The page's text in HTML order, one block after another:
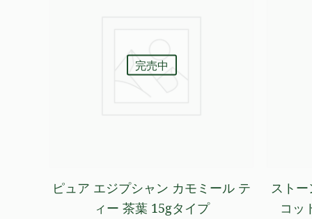
完売中
ピュア エジプシャン カモミール テ
ィー 茶葉 15gタイプ
スト
コッ